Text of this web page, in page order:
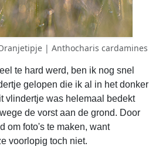
| Anthocharis cardamines
te hard werd, ben ik nog snel
gelopen die ik al in het donker
vlindertje was helemaal bedekt
de vorst aan de grond. Door
om foto's te maken, want
voorlopig toch niet.